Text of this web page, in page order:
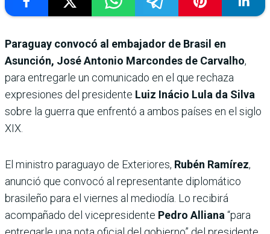
Paraguay convocó al embajador de Brasil en
Asunción, José Antonio Marcondes de Carvalho,
para entregarle un comunicado en el que rechaza
expresiones del presidente Luiz Inácio Lula da Silva
sobre la guerra que enfrentó a ambos países en el siglo
XIX.
El ministro paraguayo de Exteriores, Rubén Ramírez,
anunció que convocó al representante diplomático
brasileño para el viernes al mediodía. Lo recibirá
acompañado del vicepresidente Pedro Alliana “para